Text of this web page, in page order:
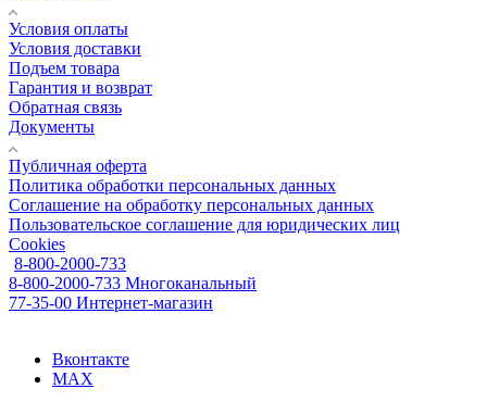
Условия оплаты
Условия доставки
Подъем товара
Гарантия и возврат
Обратная связь
Документы
Публичная оферта
Политика обработки персональных данных
Соглашение на обработку персональных данных
Пользовательское соглашение для юридических лиц
Cookies
8-800-2000-733
8-800-2000-733 Многоканальный
77-35-00 Интернет-магазин
Вконтакте
MAX